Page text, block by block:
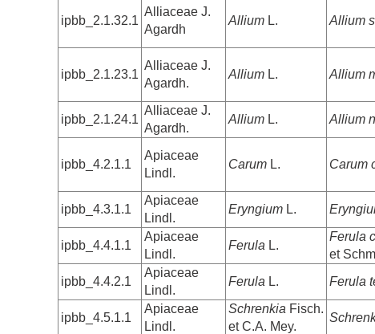
ipbb_2.1.32.1
Alliaceae J.
Agardh
Allium L. Allium
ipbb_2.1.23.1
Alliaceae J.
Agardh.
Allium L. Allium
ipbb_2.1.24.1
Alliaceae J.
Agardh.
Allium L. Allium
ipbb_4.2.1.1
Apiaceae
Lindl.
Carum L. Carum
ipbb_4.3.1.1
Apiaceae
Lindl.
Eryngium L.
ipbb_4.4.1.1
Apiaceae
Lindl.
Ferula L.
Ferula
et
ipbb_4.4.2.1
Apiaceae
Lindl.
Ferula L. Ferula
ipbb_4.5.1.1
Apiaceae
Lindl.
Schrenkia Fisch.
et C.A. Mey.